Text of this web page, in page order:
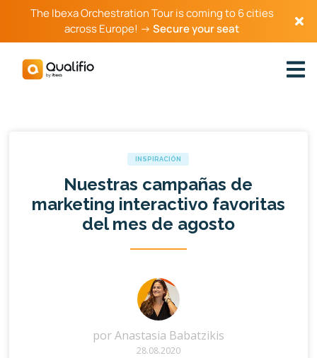
The Ibexa Orchestration Tour is coming to 6 cities
across Europe! →Secure your seat
INSPIRACIÓN
Nuestras campañas de
marketing interactivo favoritas
del mes de agosto
porAnastasia Babatzikis
28.08.2020